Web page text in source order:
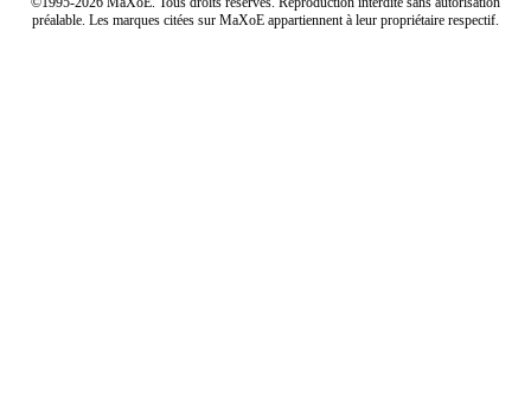
préalable. Les marques citées sur MaXoE appartiennent à leur propriétaire respectif.